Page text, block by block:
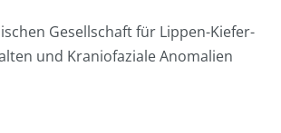
Gesellschaft für Lippen-Kiefer-
und Kraniofaziale Anomalien